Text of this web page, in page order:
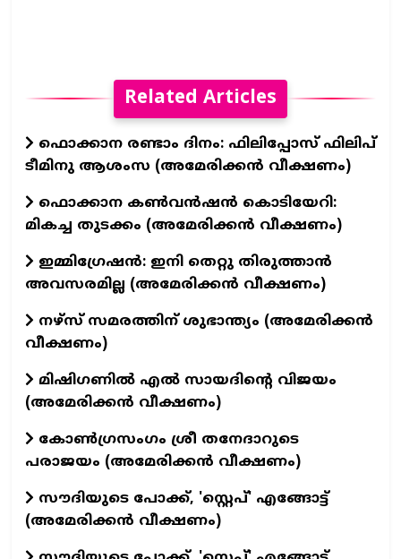
Related Articles
ഫൊക്കാന രണ്ടാം ദിനം: ഫിലിപ്പോസ് ഫിലിപ്
ടീമിനു ആശംസ (അമേരിക്കൻ വീക്ഷണം)
ഫൊക്കാന കൺവൻഷൻ കൊടിയേറി:
മികച്ച തുടക്കം (അമേരിക്കൻ വീക്ഷണം)
ഇമ്മിഗ്രേഷൻ: ഇനി തെറ്റു തിരുത്താൻ
അവസരമില്ല (അമേരിക്കൻ വീക്ഷണം)
നഴ്സ് സമരത്തിന് ശുഭാന്ത്യം (അമേരിക്കൻ
വീക്ഷണം)
മിഷിഗണിൽ എൽ സായദിന്റെ വിജയം
(അമേരിക്കൻ വീക്ഷണം)
കോൺഗ്രസംഗം ശ്രീ തനേദാറുടെ
പരാജയം (അമേരിക്കൻ വീക്ഷണം)
സൗദിയുടെ പോക്ക്, 'സ്റ്റെപ്' എങ്ങോട്ട്
(അമേരിക്കൻ വീക്ഷണം)